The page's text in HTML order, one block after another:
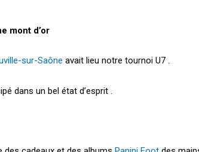
mont d’or
sur-Saône avait lieu notre tournoi U7 .
dans un bel état d’esprit .